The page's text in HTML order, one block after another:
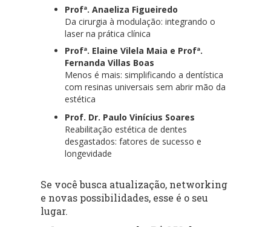
Profª. Anaeliza Figueiredo
Da cirurgia à modulação: integrando o
laser na prática clínica
Profª. Elaine Vilela Maia e Profª.
Fernanda Villas Boas
Menos é mais: simplificando a dentística
com resinas universais sem abrir mão da
estética
Prof. Dr. Paulo Vinícius Soares
Reabilitação estética de dentes
desgastados: fatores de sucesso e
longevidade
Se você busca atualização, networking
e novas possibilidades, esse é o seu
lugar.